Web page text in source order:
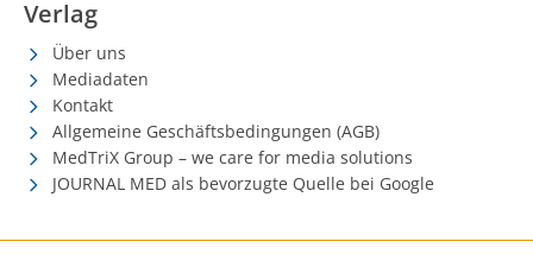
Verlag
Über uns
Mediadaten
Kontakt
Allgemeine Geschäftsbedingungen (AGB)
MedTriX Group – we care for media solutions
JOURNAL MED als bevorzugte Quelle bei Google